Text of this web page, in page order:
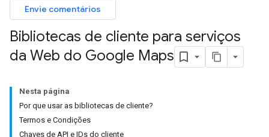
Envie comentários
Bibliotecas de cliente para serviços
da Web do Google Maps
Nesta página
Por que usar as bibliotecas de cliente?
Termos e Condições
Chaves de API e IDs do cliente